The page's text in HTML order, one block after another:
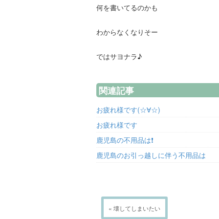
何を書いてるのかも
わからなくなりそー
ではサヨナラ♪
関連記事
お疲れ様です(☆∀☆)
お疲れ様です
鹿児島の不用品は❗
鹿児島のお引っ越しに伴う不用品は
« 壊してしまいたい